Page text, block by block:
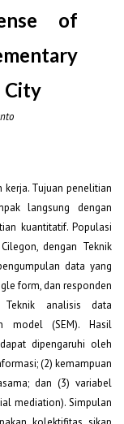
of
City
kerja. Tujuan penelitian
langsung dengan
kuantitatif. Populasi
dengan Teknik
data yang
form, dan responden
analisis data
model (SEM). Hasil
dipengaruhi oleh
(2) kemampuan
dan (3) variabel
mediation). Simpulan